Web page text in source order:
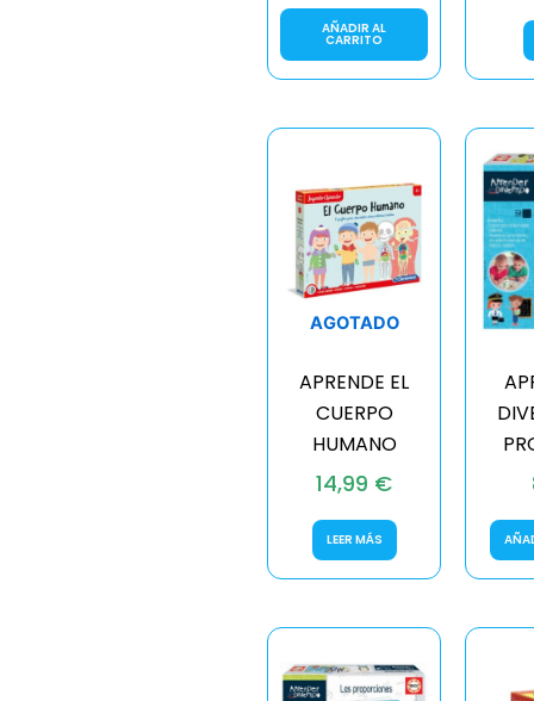
AÑADIR AL
CARRITO
AGOTADO
APRENDE EL
CUERPO
HUMANO
14,99 €
LEER MÁS